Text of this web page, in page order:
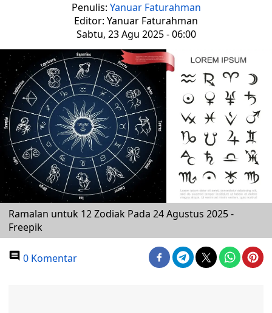
Penulis: Yanuar Faturahman
Editor: Yanuar Faturahman
Sabtu, 23 Agu 2025 - 06:00
Ramalan untuk 12 Zodiak Pada 24 Agustus 2025 -
Freepik
0 Komentar